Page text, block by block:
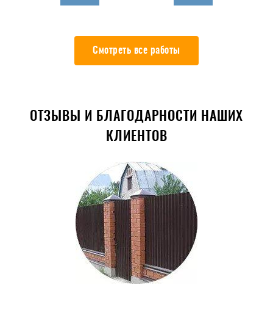
Смотреть все работы
ОТЗЫВЫ И БЛАГОДАРНОСТИ НАШИХ
КЛИЕНТОВ